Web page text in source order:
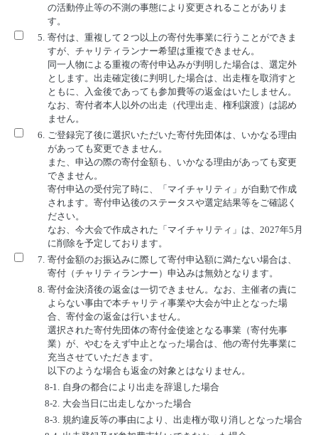
の活動停止等の不測の事態により変更されることがありま
す。
5. 寄付は、重複して２つ以上の寄付先事業に行うことができま
すが、チャリティランナー希望は重複できません。
同一人物による重複の寄付申込みが判明した場合は、選定外
とします。出走確定後に判明した場合は、出走権を取消すと
ともに、入金後であっても参加費等の返金はいたしません。
なお、寄付者本人以外の出走（代理出走、権利譲渡）は認め
ません。
6. ご登録完了後に選択いただいた寄付先団体は、いかなる理由
があっても変更できません。
また、申込の際の寄付金額も、いかなる理由があっても変更
できません。
寄付申込の受付完了時に、「マイチャリティ」が自動で作成
されます。寄付申込後のステータスや選定結果等をご確認く
ださい。
なお、今大会で作成された「マイチャリティ」は、2027年5月
に削除を予定しております。
7. 寄付金額のお振込みに際して寄付申込額に満たない場合は、
寄付（チャリティランナー）申込みは無効となります。
8. 寄付金決済後の返金は一切できません。なお、主催者の責に
よらない事由で本チャリティ事業や大会が中止となった場
合、寄付金の返金は行いません。
選択された寄付先団体の寄付金使途となる事業（寄付先事
業）が、やむをえず中止となった場合は、他の寄付先事業に
充当させていただきます。
以下のような場合も返金の対象とはなりません。
8-1. 自身の都合により出走を辞退した場合
8-2. 大会当日に出走しなかった場合
8-3. 規約違反等の事由により、出走権が取り消しとなった場合